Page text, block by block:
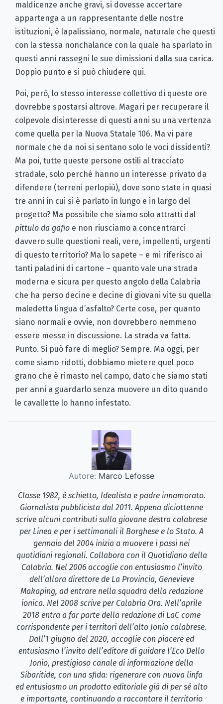
maldicenze anche gravi, si dovesse accertare
appartenga a un rappresentante delle nostre
istituzioni, è lapalissiano, normale, naturale che questi
con la stessa nonchalance con la quale ha sparlato in
questi anni rassegni le sue dimissioni dalla sua carica.
Doppio punto e si può chiudere qui.
Poi, però, lo stesso interesse collettivo di queste ore
dovrebbe spostarsi altrove. Magari per recuperare il
colpevole disinteresse di questi anni su una vertenza
come quella per la Nuova Statale 106. Ma vi pare
normale che da noi si sentano solo le voci dissidenti?
Ma poi, tutte queste persone ostili al tracciato
stradale, solo perché hanno un interesse privato da
difendere (terreni perlopiù), dove sono state in quasi
tre anni in cui si è parlato in lungo e in largo del
progetto? Ma possibile che siamo solo attratti dal
pittulo da gafio e non riusciamo a concentrarci
davvero sulle questioni reali, vere, impellenti, urgenti
di questo territorio? Ma lo sapete – e mi riferisco ai
tanti paladini di cartone – quanto vale una strada
moderna e sicura per questo angolo della Calabria
che ha perso decine e decine di giovani vite su quella
maledetta lingua d’asfalto? Certe cose, per quanto
siano normali e ovvie, non dovrebbero nemmeno
essere messe in discussione. La strada va fatta.
Punto. Si può fare di meglio? Sempre. Ma oggi, per
come siamo ridotti, dobbiamo mietere quel poco
grano che è rimasto nel campo, dato che siamo stati
per anni a guardarlo senza muovere un dito quando
le cavallette lo hanno infestato.
Autore: Marco Lefosse
Classe 1982, è schietto, Idealista e padre innamorato.
Giornalista pubblicista dal 2011. Appena diciottenne
scrive alcuni contributi sulla giovane destra calabrese
per Linea e per i settimanali il Borghese e lo Stato. A
gennaio del 2004 inizia a muovere i passi nei
quotidiani regionali. Collabora con il Quotidiano della
Calabria. Nel 2006 accoglie con entusiasmo l’invito
dell’allora direttore de La Provincia, Genevieve
Makaping, ad entrare nella squadra della redazione
ionica. Nel 2008 scrive per Calabria Ora. Nell’aprile
2018 entra a far parte della redazione di LaC come
corrispondente per i territori dell’alto Jonio calabrese.
Dall’1 giugno del 2020, accoglie con piacere ed
entusiasmo l’invito dell’editore di guidare l’Eco Dello
Jonio, prestigioso canale di informazione della
Sibaritide, con una sfida: rigenerare con nuova linfa
ed entusiasmo un prodotto editoriale già di per sé alto
e importante, continuando a raccontare il territorio